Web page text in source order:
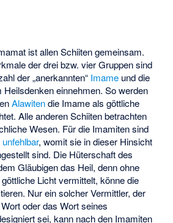
ist allen Schiiten gemeinsam.
der drei bzw. vier Gruppen sind
der „anerkannten“ Imame und die
Heilsdenken einnehmen. So werden
Alawitendie Imame als göttliche
Alle anderen Schiiten betrachten
Wesen. Für die Imamiten sind
unfehlbar, womit sie in dieser Hinsicht
sind. Die Hüterschaft des
Gläubigen das Heil, denn ohne
Licht vermittelt, könne die
Nur ein solcher Vermittler, der
oder das Wort seines
sei, kann nach den Imamiten